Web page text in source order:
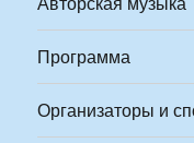
Программа
Организаторы и